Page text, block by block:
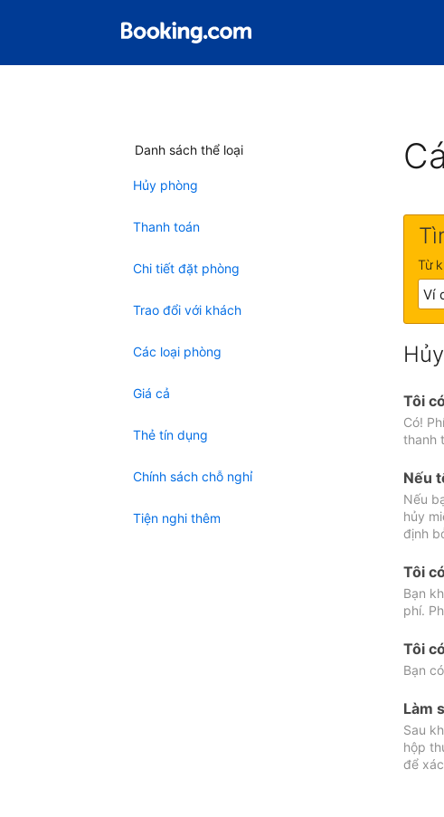
Danh sách thể loại
Hủy phòng
Thanh toán
Chi tiết đặt phòng
Trao đổi với khách
Các loại phòng
Giá cả
Thẻ tín dụng
Chính sách chỗ nghỉ
Tiện nghi thêm
Từ
Tôi
Có!
thanh
Nếu
Nếu
hủy
định
Tôi
Bạn
phí.
Tôi
Bạn
Làm
Sau
hộp
để